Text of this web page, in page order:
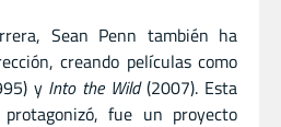
Sean Penn también ha
creando películas como
y Into the Wild(2007). Esta
fue un proyecto